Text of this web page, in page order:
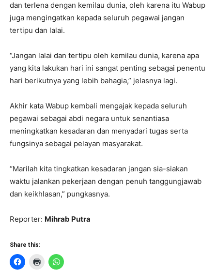
dan terlena dengan kemilau dunia, oleh karena itu Wabup
juga mengingatkan kepada seluruh pegawai jangan
tertipu dan lalai.
“Jangan lalai dan tertipu oleh kemilau dunia, karena apa
yang kita lakukan hari ini sangat penting sebagai penentu
hari berikutnya yang lebih bahagia,” jelasnya lagi.
Akhir kata Wabup kembali mengajak kepada seluruh
pegawai sebagai abdi negara untuk senantiasa
meningkatkan kesadaran dan menyadari tugas serta
fungsinya sebagai pelayan masyarakat.
“Marilah kita tingkatkan kesadaran jangan sia-siakan
waktu jalankan pekerjaan dengan penuh tanggungjawab
dan keikhlasan,” pungkasnya.
Reporter: Mihrab Putra
Share this: